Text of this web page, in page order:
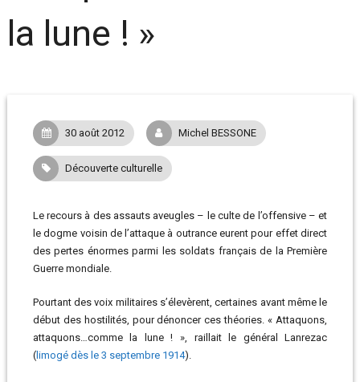
la lune ! »
30 août 2012 Michel BESSONE
Découverte culturelle
Le recours à des assauts aveugles – le culte de l’offensive – et
le dogme voisin de l’attaque à outrance eurent pour effet direct
des pertes énormes parmi les soldats français de la Première
Guerre mondiale.
Pourtant des voix militaires s’élevèrent, certaines avant même le
début des hostilités, pour dénoncer ces théories. « Attaquons,
attaquons…comme la lune ! », raillait le général Lanrezac
(limogé dès le 3 septembre 1914).